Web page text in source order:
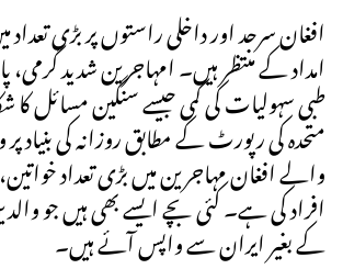
افغان سرحد اور داخلی راستوں پر بڑی
امداد کے منتظر ہیں۔ امہاجرین شدید گرمی،
طبی سہولیات کی کمی جیسے سنگین مسائل کا
متحدہ کی رپورٹ کے مطابق روزانہ کی بنیاد
والے افغان مہاجرین میں بڑی تعداد
افراد کی ہے۔ کئی بچے ایسے بھی ہیں جو
کے بغیر ایران سے واپس آئے ہیں۔